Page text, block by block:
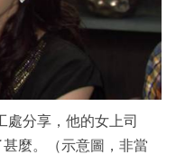
處分享，他的女上司
麼。（示意圖，非當